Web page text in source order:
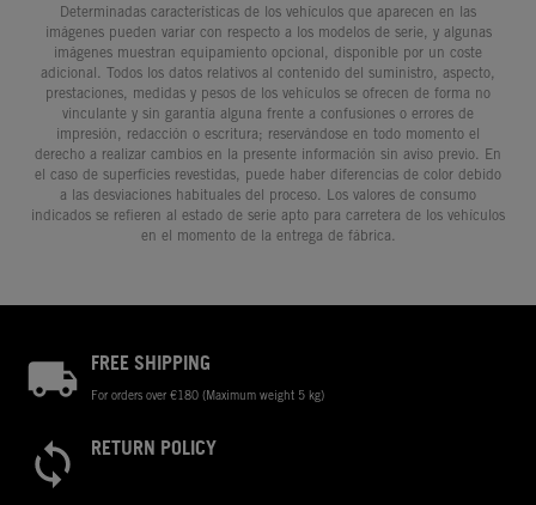
Determinadas características de los vehículos que aparecen en las
imágenes pueden variar con respecto a los modelos de serie, y algunas
imágenes muestran equipamiento opcional, disponible por un coste
adicional. Todos los datos relativos al contenido del suministro, aspecto,
prestaciones, medidas y pesos de los vehículos se ofrecen de forma no
vinculante y sin garantía alguna frente a confusiones o errores de
impresión, redacción o escritura; reservándose en todo momento el
derecho a realizar cambios en la presente información sin aviso previo. En
el caso de superficies revestidas, puede haber diferencias de color debido
a las desviaciones habituales del proceso. Los valores de consumo
indicados se refieren al estado de serie apto para carretera de los vehículos
en el momento de la entrega de fábrica.
FREE SHIPPING
For orders over €180 (Maximum weight 5 kg)
RETURN POLICY